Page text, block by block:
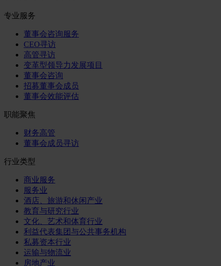
专业服务
董事会咨询服务
CEO寻访
高管寻访
变革型领导力发展项目
董事会咨询
招募董事会成员
董事会效能评估
职能聚焦
财务高管
董事会成员寻访
行业类型
商业服务
服务业
酒店、旅游和休闲产业
教育与研究行业
文化、艺术和体育行业
利益代表集团与公共事务机构
私募资本行业
运输与物流业
房地产业